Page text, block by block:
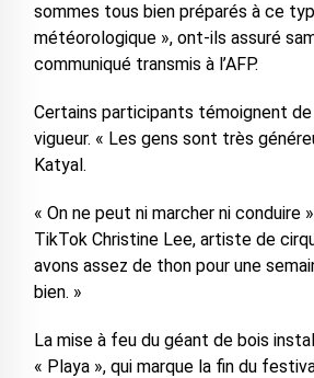
sommes tous bien préparés à ce
météorologique », ont-ils assuré
communiqué transmis à l’AFP.
Certains participants témoignent de
vigueur. « Les gens sont très
Katyal.
« On ne peut ni marcher ni conduire
TikTok Christine Lee, artiste de
avons assez de thon pour une
bien. »
La mise à feu du géant de bois
« Playa », qui marque la fin du